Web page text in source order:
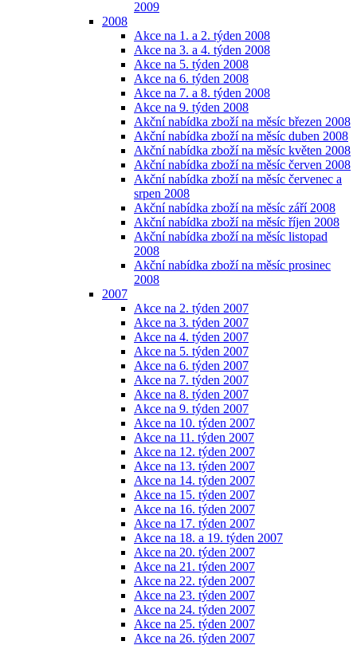
2009
2008
Akce na 1. a 2. týden 2008
Akce na 3. a 4. týden 2008
Akce na 5. týden 2008
Akce na 6. týden 2008
Akce na 7. a 8. týden 2008
Akce na 9. týden 2008
Akční nabídka zboží na měsíc březen 2008
Akční nabídka zboží na měsíc duben 2008
Akční nabídka zboží na měsíc květen 2008
Akční nabídka zboží na měsíc červen 2008
Akční nabídka zboží na měsíc červenec a
srpen 2008
Akční nabídka zboží na měsíc září 2008
Akční nabídka zboží na měsíc říjen 2008
Akční nabídka zboží na měsíc listopad
2008
Akční nabídka zboží na měsíc prosinec
2008
2007
Akce na 2. týden 2007
Akce na 3. týden 2007
Akce na 4. týden 2007
Akce na 5. týden 2007
Akce na 6. týden 2007
Akce na 7. týden 2007
Akce na 8. týden 2007
Akce na 9. týden 2007
Akce na 10. týden 2007
Akce na 11. týden 2007
Akce na 12. týden 2007
Akce na 13. týden 2007
Akce na 14. týden 2007
Akce na 15. týden 2007
Akce na 16. týden 2007
Akce na 17. týden 2007
Akce na 18. a 19. týden 2007
Akce na 20. týden 2007
Akce na 21. týden 2007
Akce na 22. týden 2007
Akce na 23. týden 2007
Akce na 24. týden 2007
Akce na 25. týden 2007
Akce na 26. týden 2007